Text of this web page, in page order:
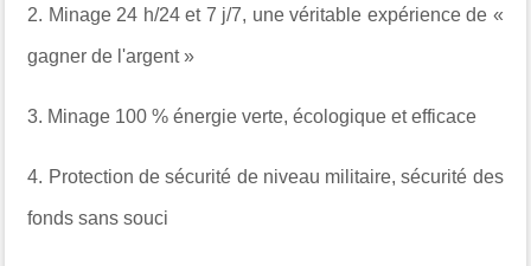
2. Minage 24 h/24 et 7 j/7, une véritable expérience de «
gagner de l'argent »
3. Minage 100 % énergie verte, écologique et efficace
4. Protection de sécurité de niveau militaire, sécurité des
fonds sans souci